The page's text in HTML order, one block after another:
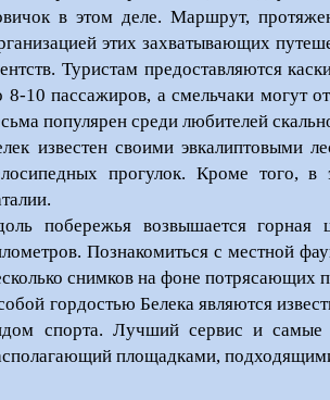
в этом деле. Маршрут,
этих захватывающих
Туристам предоставляются
8-10 пассажиров, а смельчаки могут
популярен среди любителей
известен своими эвкалиптовыми
прогулок. Кроме того, в
побережья возвышается
Познакомиться с местной
снимков на фоне потрясающих
гордостью Белека являются
спорта. Лучший сервис и самые
площадками,